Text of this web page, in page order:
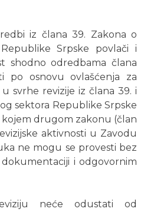
iz člana 39. Zakona o
Srpske povlači i
shodno odredbama člana
po osnovu ovlašćenja za
svrhe revizije iz člana 39. i
sektora Republike Srpske
kojem drugom zakonu (član
aktivnosti u Zavodu
ne mogu se provesti bez
i odgovornim
neće odustati od